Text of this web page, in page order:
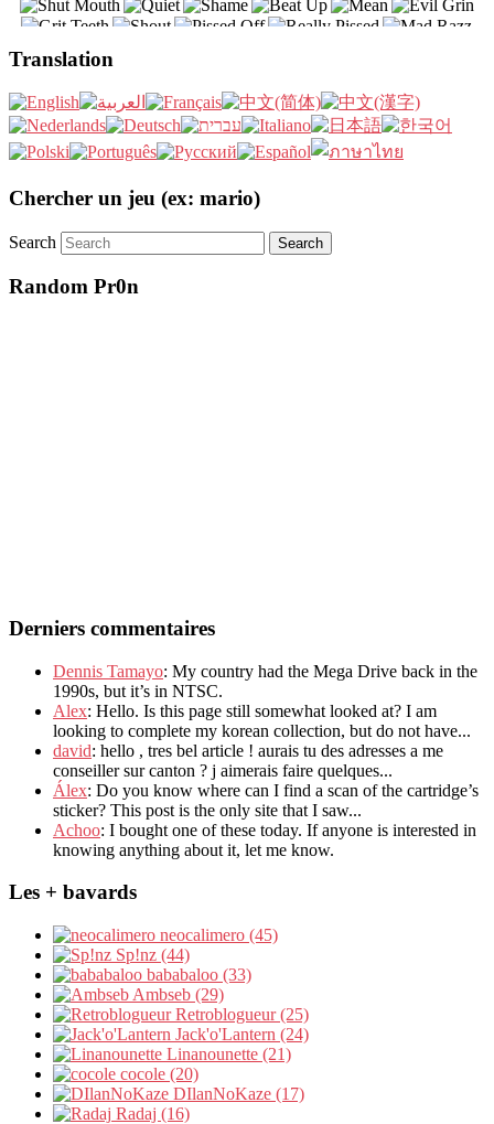
Translation
Chercher un jeu (ex: mario)
Search
Random Pr0n
Derniers commentaires
Dennis Tamayo: My country had the Mega Drive back in the
1990s, but it’s in NTSC.
Alex: Hello. Is this page still somewhat looked at? I am
looking to complete my korean collection, but do not have...
david: hello , tres bel article ! aurais tu des adresses a me
conseiller sur canton ? j aimerais faire quelques...
Álex: Do you know where can I find a scan of the cartridge’s
sticker? This post is the only site that I saw...
Achoo: I bought one of these today. If anyone is interested in
knowing anything about it, let me know.
Les + bavards
neocalimero (45)
Sp!nz (44)
bababaloo (33)
Ambseb (29)
Retroblogueur (25)
Jack'o'Lantern (24)
Linanounette (21)
cocole (20)
DIlanNoKaze (17)
Radaj (16)